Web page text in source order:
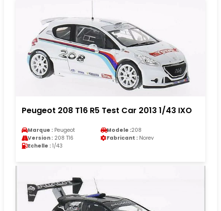
Peugeot 208 T16 R5 Test Car 2013 1/43 IXO
Marque : Peugeot Modele :208
Version : 208 T16 Fabricant : Norev
Echelle : 1/43